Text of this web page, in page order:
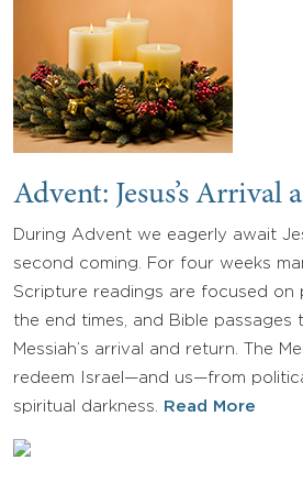
Advent: Jesus’s Arrival
During Advent we eagerly await
second coming. For four weeks
Scripture readings are focused on
the end times, and Bible
Messiah’s arrival and return. The
redeem Israel—and us—from
spiritual darkness.
Read More